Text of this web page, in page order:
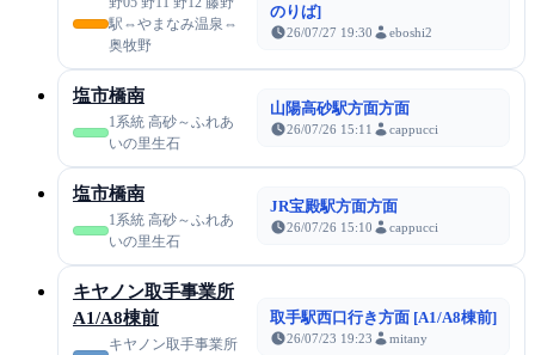
駅⇔やまなみ温泉⇔
奥牧野
のりば]
26/07/27 19:30 eboshi2
塩市橋南
1系統 高砂～ふれあ
いの里生石
山陽高砂駅方面方面
26/07/26 15:11 cappucci
塩市橋南
1系統 高砂～ふれあ
いの里生石
JR宝殿駅方面方面
26/07/26 15:10 cappucci
キヤノン取手事業所
A1/A8棟前
キヤノン取手事業所
取手駅西口行き方面 [A1/A8棟前]
26/07/23 19:23 mitany